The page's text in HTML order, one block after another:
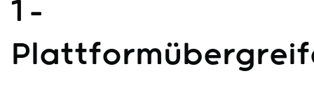
1 -